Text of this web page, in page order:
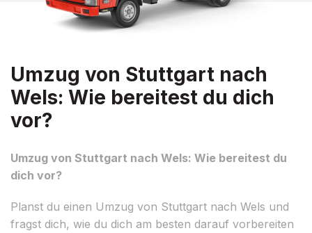
Umzug von Stuttgart nach
Wels: Wie bereitest du dich
vor?
Umzug von Stuttgart nach Wels: Wie bereitest du
dich vor?
Planst du einen Umzug von Stuttgart nach Wels und
fragst dich, wie du dich am besten darauf vorbereiten